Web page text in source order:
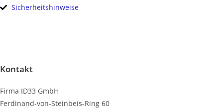
Sicherheitshinweise
Kontakt
Firma ID33 GmbH
Ferdinand-von-Steinbeis-Ring 60